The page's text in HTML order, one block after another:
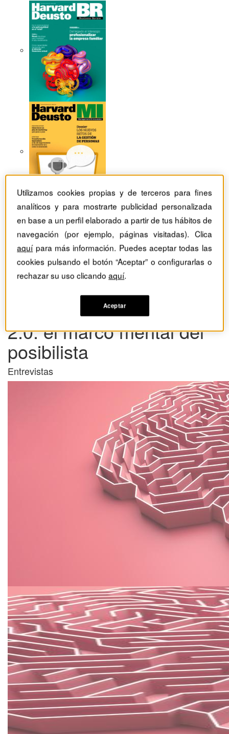
Revistas Harvard Deusto
Habilidades directivas
Entrevista a Wiliam Ury. Resolución de conflictos 2.0: el
marco mental del posibilista
Entrevista a Wiliam Ury.
Resolución de conflictos
2.0: el marco mental del
posibilista
Entrevistas
Utilizamos cookies propias y de terceros para fines
analíticos y para mostrarte publicidad personalizada
en base a un perfil elaborado a partir de tus hábitos de
navegación (por ejemplo, páginas visitadas). Clica
aquípara más información. Puedes aceptar todas las
cookies pulsando el botón “Aceptar” o configurarlas o
rechazar su uso clicandoaquí.
Aceptar